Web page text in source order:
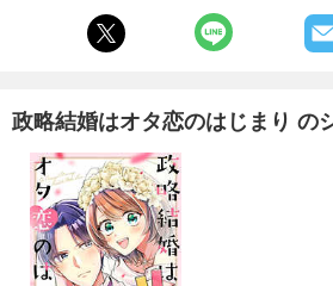
政略結婚はオタ恋のはじまり の